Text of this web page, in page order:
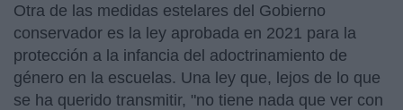
Otra de las medidas estelares del Gobierno
conservador es la ley aprobada en 2021 para la
protección a la infancia del adoctrinamiento de
género en la escuelas. Una ley que, lejos de lo que
se ha querido transmitir, "no tiene nada que ver con